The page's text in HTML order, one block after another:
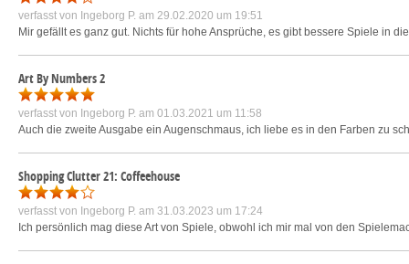
verfasst von Ingeborg P. am 29.02.2020 um 19:51
Mir gefällt es ganz gut. Nichts für hohe Ansprüche, es gibt bessere Spiele in
Art By Numbers 2
verfasst von Ingeborg P. am 01.03.2021 um 11:58
Auch die zweite Ausgabe ein Augenschmaus, ich liebe es in den Farben zu
Shopping Clutter 21: Coffeehouse
verfasst von Ingeborg P. am 31.03.2023 um 17:24
Ich persönlich mag diese Art von Spiele, obwohl ich mir mal von den